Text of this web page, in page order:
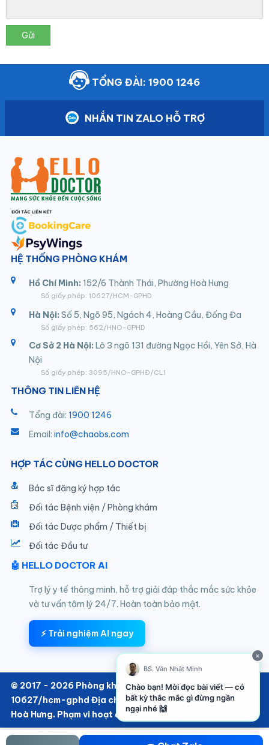
Gửi
×
BS. Văn Nhật Minh
Chào bạn! Mời đọc bài viết — có
bất kỳ thắc mắc gì đừng ngần
ngại nhé 🙌
TỔNG ĐÀI: 1900 1246
NHẮN TIN ZALO HỖ TRỢ
HỆ THỐNG PHÒNG KHÁM
Hồ Chí Minh: 152/6 Thành Thái, Phường Hoà Hưng
Số giấy phép: 10627/HCM-GPHD
Hà Nội: Số 5, Ngõ 95, Ngách 4, Hoàng Cầu, Đống Đa
Số giấy phép: 562/HNO-GPHD
Cơ Sở 2 Hà Nội: Lô 3 ngõ 131 đường Ngọc Hồi, Yên Sở, Hà
Nội
Số giấy phép: 3095/HNO-GPHĐ/CL1
THÔNG TIN LIÊN HỆ
Tổng đài: 1900 1246
Email: info@chaobs.com
HỢP TÁC CÙNG HELLO DOCTOR
Bác sĩ đăng ký hợp tác
Đối tác Bệnh viện / Phòng khám
Đối tác Dược phẩm / Thiết bị
Đối tác Đầu tư
🤖 HELLO DOCTOR AI
Trợ lý y tế thông minh, hỗ trợ giải đáp thắc mắc sức khỏe
và tư vấn tâm lý 24/7. Hoàn toàn bảo mật.
⚡ Trải nghiệm AI ngay
© 2017 - 2026 Phòng khám SKTT thuộc Hello Doctor Số:
10627/hcm-gphd Địa chỉ: 152/6 Thành Thái, Phường
Hoà Hưng. Phạm vi hoạt động chuyên khoa Nội